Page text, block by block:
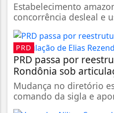
Estabelecimento
concorrência desleal e
PRD
PRD passa por
Rondônia sob
Mudança no diretório
comando da sigla e